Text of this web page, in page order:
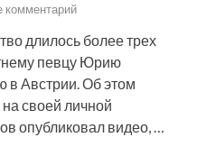
комментарий
длилось более трех
певцу Юрию
в Австрии. Об этом
своей личной
опубликовал видео, …